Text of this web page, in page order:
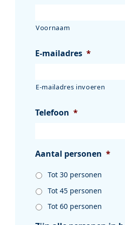
Voornaam
E-mailadres *
E-mailadres invoeren
Telefoon *
Aantal personen *
Tot 30 personen
Tot 45 personen
Tot 60 personen